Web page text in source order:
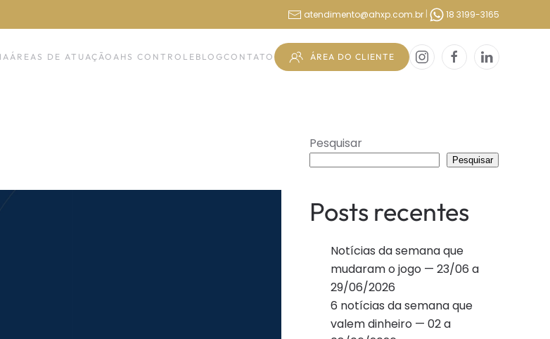
atendimento@ahxp.com.br | 18 3199-3165
ÁREAS DE ATUAÇÃO AHS CONTROLE BLOGCONTATO ÁREA DO CLIENTE
Pesquisar
Pesquisar
Posts recentes
Notícias da semana que
mudaram o jogo — 23/06 a
29/06/2026
6 notícias da semana que
valem dinheiro — 02 a